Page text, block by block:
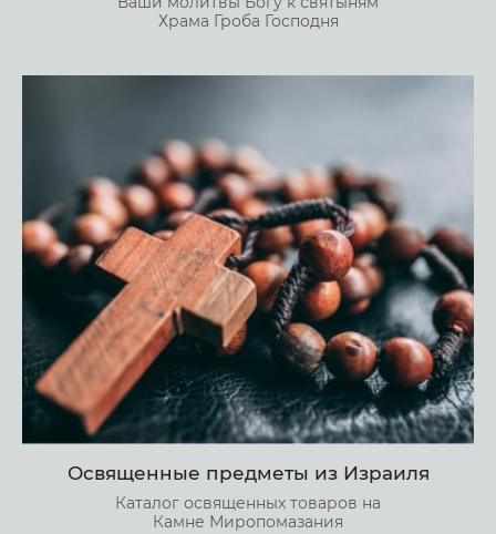
Храма Гроба Господня
Освященные предметы из Израиля
Каталог освященных товаров на
Камне Миропомазания